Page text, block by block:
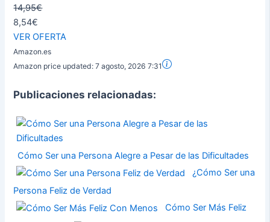
14,95€
8,54€
VER OFERTA
Amazon.es
Amazon price updated:7 agosto, 2026 7:31
Publicaciones relacionadas:
Cómo Ser una Persona Alegre a Pesar de las Dificultades
¿Cómo Ser una
Persona Feliz de Verdad
Cómo Ser Más Feliz